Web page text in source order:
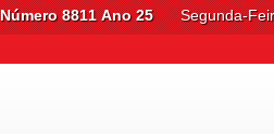
Número 8811 Ano 25 Segunda-